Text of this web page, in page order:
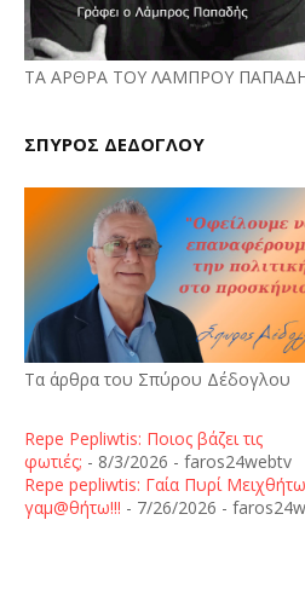
ΤΑ ΑΡΘΡΑ ΤΟΥ ΛΑΜΠΡΟΥ
ΣΠΥΡΟΣ ΔΕΔΟΓΛΟΥ
Τα άρθρα του Σπύρου Δέδογλου
Repe Pepliwtis: Ποιος βάζει τις
φωτιές; - 8/3/2026 - faros24webtv
Repe pepliwtis: Γαία Πυρί
γαμ@θήτω!!! - 7/26/2026 -